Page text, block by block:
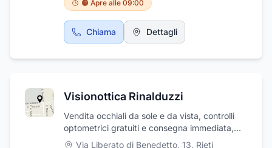
🟠 Apre alle 09:00
Chiama Dettagli
Visionottica Rinalduzzi
Vendita occhiali da sole e da vista, controlli
optometrici gratuiti e consegna immediata,
applicazione lenti a contatto
Via Liberato di Benedetto, 13, Rieti